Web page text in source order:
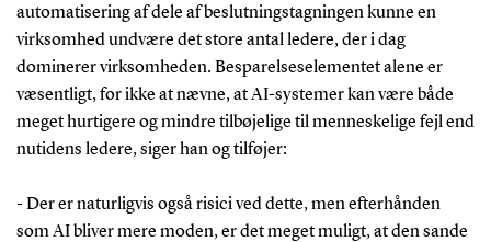
automatisering af dele af beslutningstagningen kunne en
virksomhed undvære det store antal ledere, der i dag
dominerer virksomheden. Besparelseselementet alene er
væsentligt, for ikke at nævne, at AI-systemer kan være både
meget hurtigere og mindre tilbøjelige til menneskelige fejl end
nutidens ledere, siger han og tilføjer:
- Der er naturligvis også risici ved dette, men efterhånden
som AI bliver mere moden, er det meget muligt, at den sande